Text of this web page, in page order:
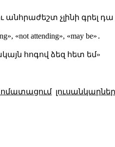
անհրաժեշտ չլինի գրել
attending», «may be»․
հոգով ձեզ հետ եմ»
լուսանկարներ